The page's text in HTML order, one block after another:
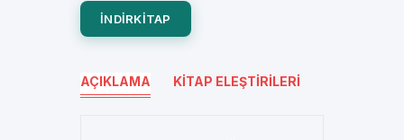
INDIRKITAP
AÇIKLAMA KITAP ELEŞTIRILERI